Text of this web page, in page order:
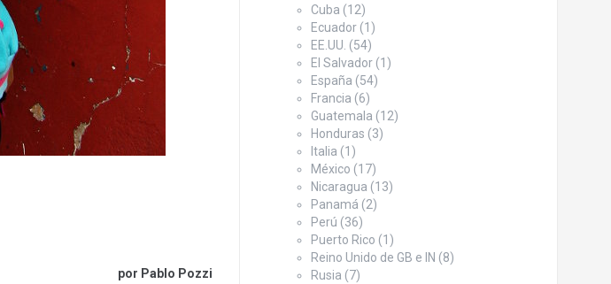
por Pablo Pozzi
Cuba (12)
Ecuador(1)
EE.UU. (54)
El Salvador(1)
España (54)
Francia (6)
Guatemala (12)
Honduras (3)
Italia (1)
México (17)
Nicaragua (13)
Panamá (2)
Perú (36)
Puerto Rico (1)
Reino Unido de GB e IN (8)
Rusia (7)